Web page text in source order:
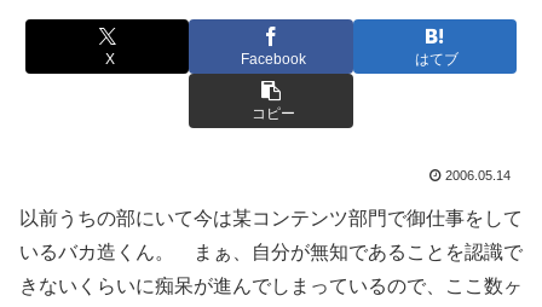
X Facebook はてブ
コピー
2006.05.14
以前うちの部にいて今は某コンテンツ部門で御仕事をして
いるバカ造くん。 まぁ、自分が無知であることを認識で
きないくらいに痴呆が進んでしまっているので、ここ数ヶ